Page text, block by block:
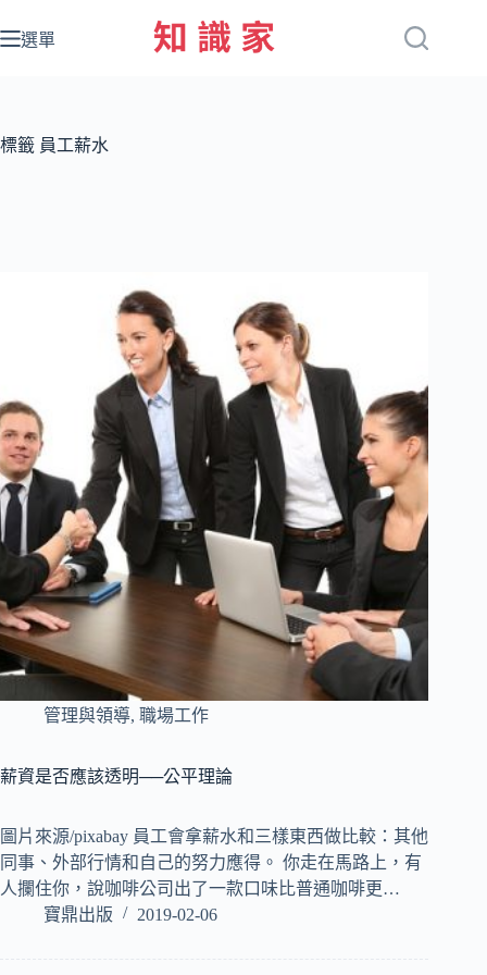
至
容
選單
標籤 員工薪水
管理與領導, 職場工作
薪資是否應該透明──公平理論
圖片來源/pixabay 員工會拿薪水和三樣東西做比較：其他
同事、外部行情和自己的努力應得。 你走在馬路上，有
人攔住你，說咖啡公司出了一款口味比普通咖啡更…
寶鼎出版
2019-02-06